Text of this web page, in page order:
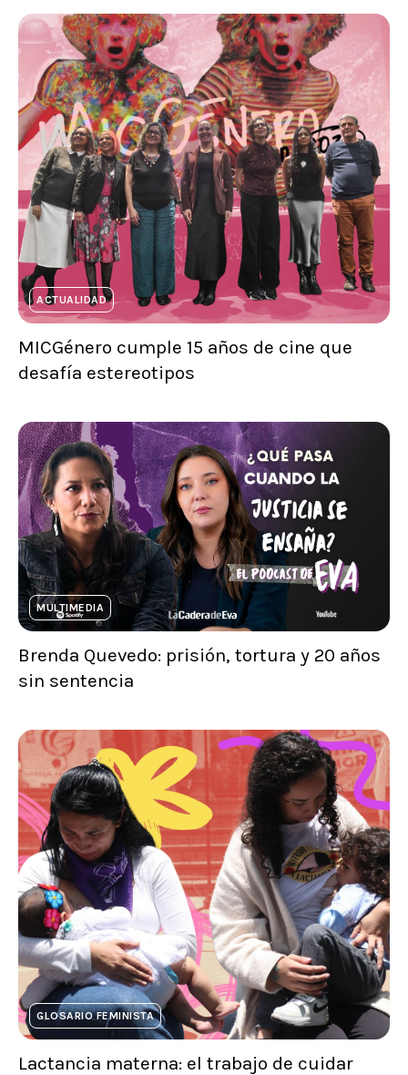
ACTUALIDAD
MICGénero cumple 15 años de cine que
desafía estereotipos
MULTIMEDIA
Brenda Quevedo: prisión, tortura y 20 años
sin sentencia
GLOSARIO FEMINISTA
Lactancia materna: el trabajo de cuidar